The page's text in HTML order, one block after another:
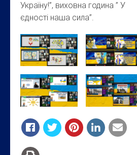
Україну!”, виховна година ” У
єдності наша сила”.